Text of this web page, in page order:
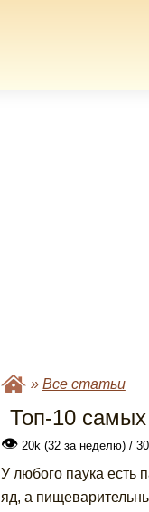
» Все статьи
Топ-10
👁 20k (32 за неделю) /
У любого паука есть
яд, а